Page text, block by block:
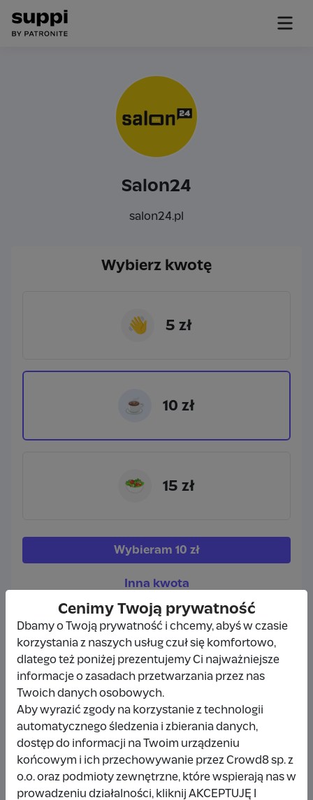
Salon24
salon24.pl
Wybierz kwotę
👋 5 zł
☕ 10 zł
🥗 15 zł
Wybieram 10 zł
Inna kwota
Udostępnij Zgłoś
Wpłacający/a
Cenimy Twoją prywatność
Dbamy o Twoją prywatność i chcemy, abyś w czasie
korzystania z naszych usług czuł się komfortowo,
dlatego też poniżej prezentujemy Ci najważniejsze
informacje o zasadach przetwarzania przez nas
Twoich danych osobowych.
Aby wyrazić zgody na korzystanie z technologii
automatycznego śledzenia i zbierania danych,
dostęp do informacji na Twoim urządzeniu
końcowym i ich przechowywanie przez Crowd8 sp. z
o.o. oraz podmioty zewnętrzne, które wspierają nas w
prowadzeniu działalności, kliknij AKCEPTUJĘ I